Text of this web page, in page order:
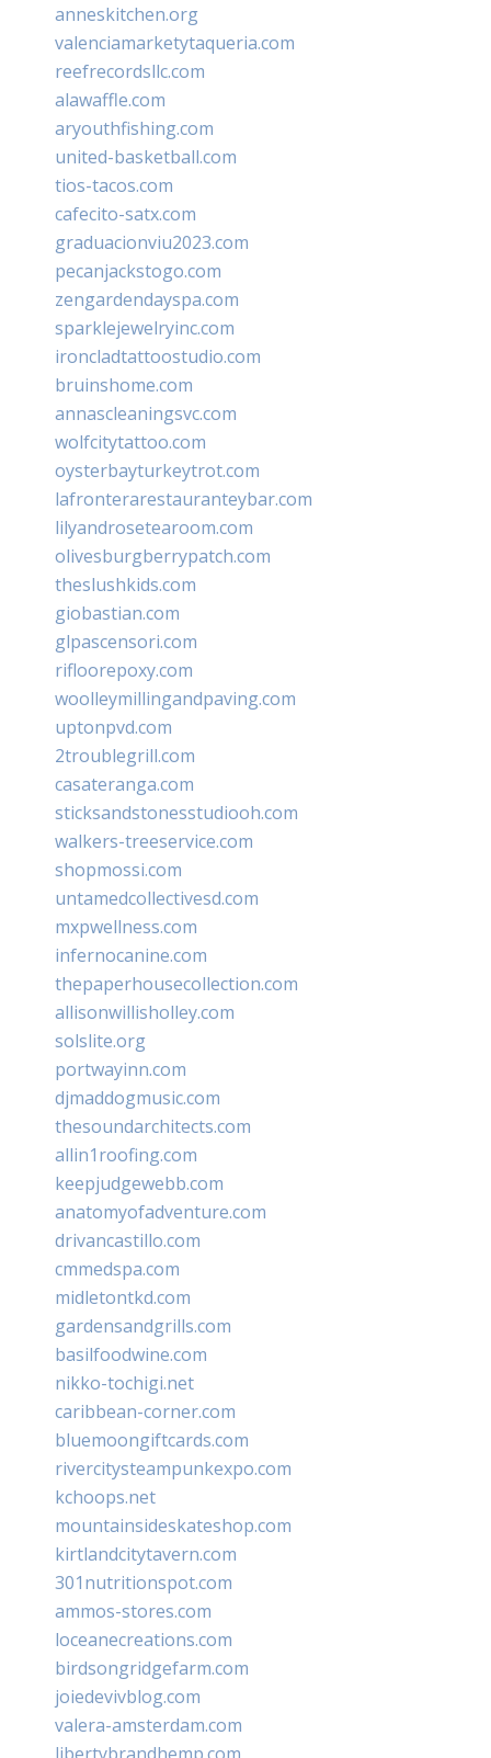
anneskitchen.org
valenciamarketytaqueria.com
reefrecordsllc.com
alawaffle.com
aryouthfishing.com
united-basketball.com
tios-tacos.com
cafecito-satx.com
graduacionviu2023.com
pecanjackstogo.com
zengardendayspa.com
sparklejewelryinc.com
ironcladtattoostudio.com
bruinshome.com
annascleaningsvc.com
wolfcitytattoo.com
oysterbayturkeytrot.com
lafronterarestauranteybar.com
lilyandrosetearoom.com
olivesburgberrypatch.com
theslushkids.com
giobastian.com
glpascensori.com
rifloorepoxy.com
woolleymillingandpaving.com
uptonpvd.com
2troublegrill.com
casateranga.com
sticksandstonesstudiooh.com
walkers-treeservice.com
shopmossi.com
untamedcollectivesd.com
mxpwellness.com
infernocanine.com
thepaperhousecollection.com
allisonwillisholley.com
solslite.org
portwayinn.com
djmaddogmusic.com
thesoundarchitects.com
allin1roofing.com
keepjudgewebb.com
anatomyofadventure.com
drivancastillo.com
cmmedspa.com
midletontkd.com
gardensandgrills.com
basilfoodwine.com
nikko-tochigi.net
caribbean-corner.com
bluemoongiftcards.com
rivercitysteampunkexpo.com
kchoops.net
mountainsideskateshop.com
kirtlandcitytavern.com
301nutritionspot.com
ammos-stores.com
loceanecreations.com
birdsongridgefarm.com
joiedevivblog.com
valera-amsterdam.com